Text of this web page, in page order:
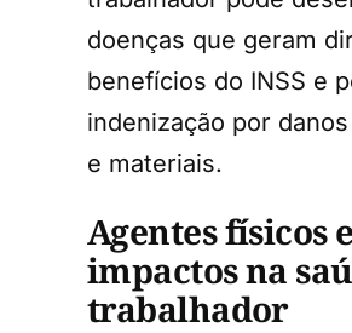
doenças que geram
benefícios do INSS e
indenização por
e materiais.
Agentes físicos
impactos na
trabalhador